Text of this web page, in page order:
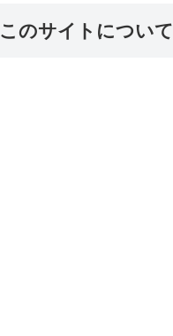
このサイトについて